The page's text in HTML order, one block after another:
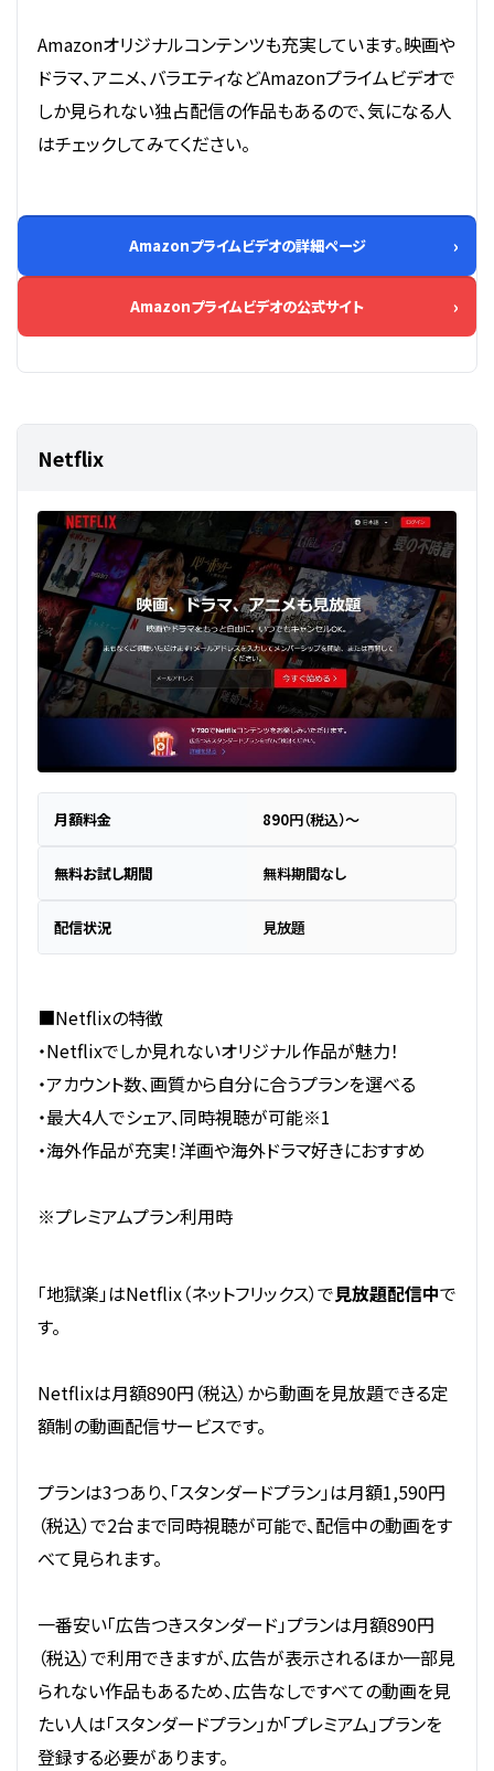
Amazonオリジナルコンテンツも充実しています。映画や
ドラマ、アニメ、バラエティなどAmazonプライムビデオで
しか見られない独占配信の作品もあるので、気になる人
はチェックしてみてください。
Amazonプライムビデオの詳細ページ
Amazonプライムビデオの公式サイト
Netflix
月額料金 890円（税込）～
無料お試し期間 無料期間なし
配信状況 見放題
■Netflixの特徴
・Netflixでしか見れないオリジナル作品が魅力！
・アカウント数、画質から自分に合うプランを選べる
・最大4人でシェア、同時視聴が可能※1
・海外作品が充実！洋画や海外ドラマ好きにおすすめ
※プレミアムプラン利用時
「地獄楽」はNetflix（ネットフリックス）で見放題配信中で
す。
Netflixは月額890円（税込）から動画を見放題できる定
額制の動画配信サービスです。
プランは3つあり、「スタンダードプラン」は月額1,590円
（税込）で2台まで同時視聴が可能で、配信中の動画をす
べて見られます。
一番安い「広告つきスタンダード」プランは月額890円
（税込）で利用できますが、広告が表示されるほか一部見
られない作品もあるため、広告なしですべての動画を見
たい人は「スタンダードプラン」か「プレミアム」プランを
登録する必要があります。